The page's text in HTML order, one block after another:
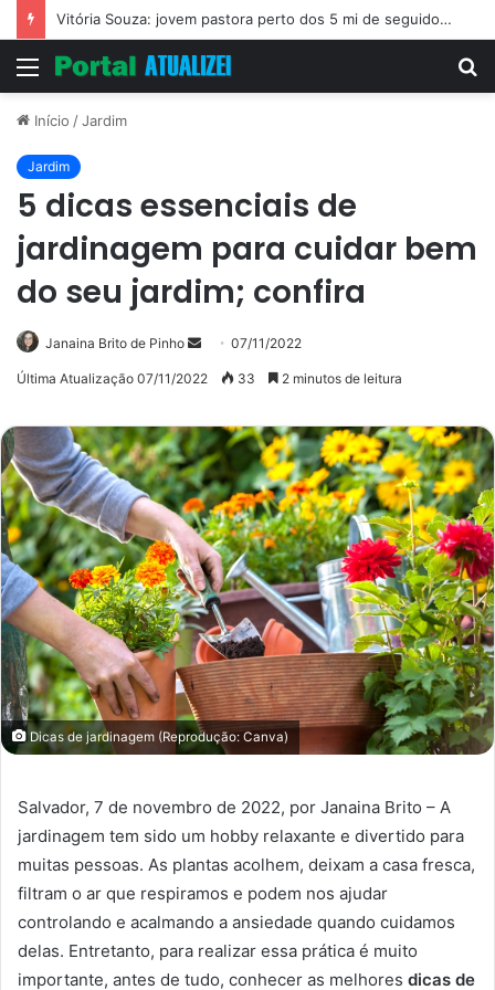
Vitória Souza: jovem pastora perto dos 5 mi de seguidores na web
Menu
Início /Jardim
Jardim
5 dicas essenciais de
jardinagem para cuidar bem
do seu jardim; confira
Janaina Brito de Pinho
Mande07/11/2022
Última Atualização 07/11/2022 33 2 minutos de leitura
Dicas de jardinagem (Reprodução: Canva)
Salvador, 7 de novembro de 2022, por Janaina Brito – A
jardinagem tem sido um hobby relaxante e divertido para
muitas pessoas. As plantas acolhem, deixam a casa fresca,
filtram o ar que respiramos e podem nos ajudar
controlando e acalmando a ansiedade quando cuidamos
delas. Entretanto, para realizar essa prática é muito
importante, antes de tudo, conhecer as melhores dicas de